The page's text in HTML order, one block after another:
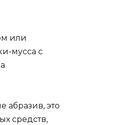
или
мусса с
абразив, это
средств,